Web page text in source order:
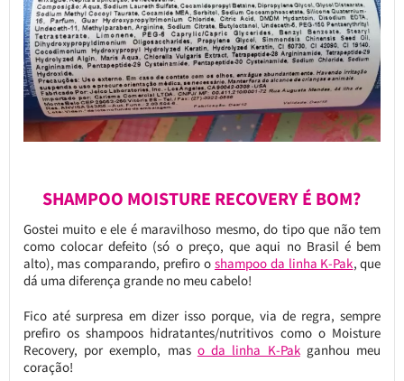
SHAMPOO MOISTURE RECOVERY É BOM?
Gostei muito e ele é maravilhoso mesmo, do tipo que não tem
como colocar defeito (só o preço, que aqui no Brasil é bem
alto), mas comparando, prefiro o shampoo da linha K-Pak, que
dá uma diferença grande no meu cabelo!
Fico até surpresa em dizer isso porque, via de regra, sempre
prefiro os shampoos hidratantes/nutritivos como o Moisture
Recovery, por exemplo, mas o da linha K-Pakganhou meu
coração!